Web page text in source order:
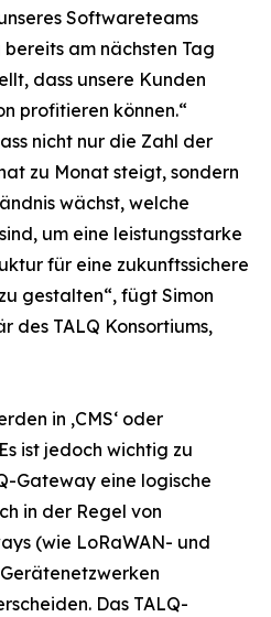
Softwareteams
am nächsten Tag
dass unsere Kunden
profitieren können.“
nicht nur die Zahl der
zu Monat steigt, sondern
wächst, welche
um eine leistungsstarke
für eine zukunftssichere
gestalten“, fügt Simon
des TALQ Konsortiums,
in ‚CMS‘ oder
ist jedoch wichtig zu
Gateway eine logische
in der Regel von
(wie LoRaWAN- und
Das TALQ-